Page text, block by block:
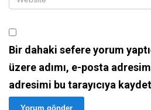
Bir dahaki sefere yorum
üzere adımı, e-posta
adresimi bu tarayıcıya